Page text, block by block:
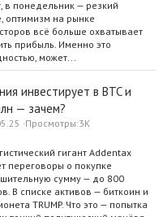
в понедельник — резкий
оптимизм на рынке
всё больше охватывает
прибыль. Именно это
может...
инвестирует в BTC и
— зачем?
Просмотры 3K
гигант Addentax
переговоры о покупке
сумму — до 800
В списке активов — биткоин и
TRUMP. Что это — попытка